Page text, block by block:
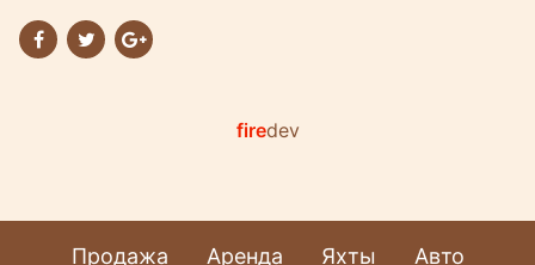
firedev
Продажа Аренда Яхты Авто